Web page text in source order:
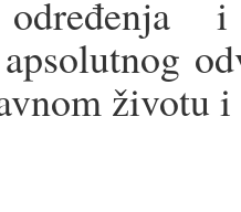
određenja
životu